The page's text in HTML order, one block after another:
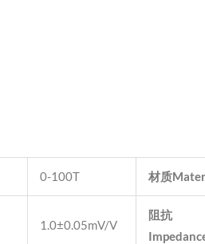
0-100T 材质
1.0±0.05mV/V
阻抗